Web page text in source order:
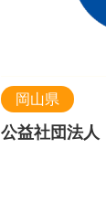
岡山県
公益社団法